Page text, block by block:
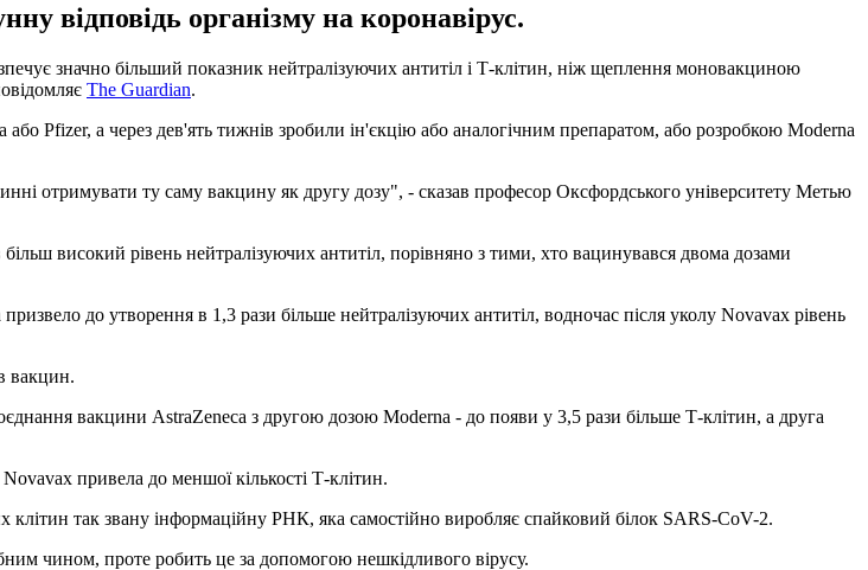
відповідь організму на коронавірус.
значно більший показник нейтралізуючих антитіл і Т-клітин, ніж щеплення моновакциною
The Guardian.
Pfizer, а через дев'ять тижнів зробили ін'єкцію або аналогічним препаратом, або розробкою Moderna
отримувати ту саму вакцину як другу дозу", - сказав професор Оксфордського університету Метью
високий рівень нейтралізуючих антитіл, порівняно з тими, хто вацинувався двома дозами
до утворення в 1,3 рази більше нейтралізуючих антитіл, водночас після уколу Novavax рівень
вакцин.
вакцини AstraZeneca з другою дозою Moderna - до появи у 3,5 рази більше Т-клітин, а друга
привела до меншої кількості Т-клітин.
так звану інформаційну РНК, яка самостійно виробляє спайковий білок SARS-CoV-2.
чином, проте робить це за допомогою нешкідливого вірусу.